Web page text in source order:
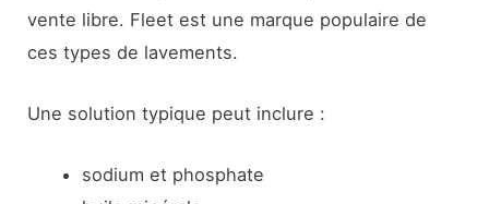
vente libre. Fleet est une marque populaire de
ces types de lavements.
Une solution typique peut inclure :
sodium et phosphate